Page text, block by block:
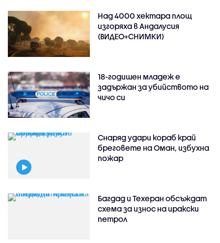
Над 4000 хектара площ
изгоряха в Андалусия
(ВИДЕО+СНИМКИ)
18-годишен младеж е
задържан за убийството на
чичо си
Снаряд удари кораб край
бреговете на Оман, избухна
пожар
Багдад и Техеран обсъждат
схема за износ на иракски
петрол